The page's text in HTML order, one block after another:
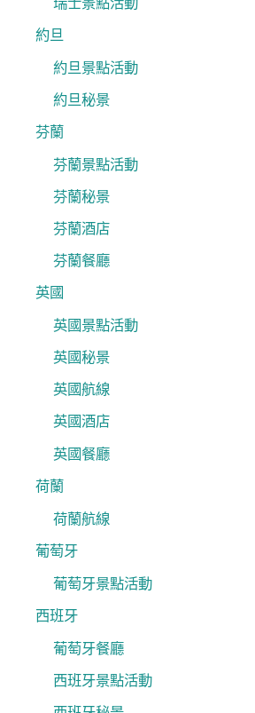
約旦
約旦景點活動
約旦秘景
芬蘭
芬蘭景點活動
芬蘭秘景
芬蘭酒店
芬蘭餐廳
英國
英國景點活動
英國秘景
英國航線
英國酒店
英國餐廳
荷蘭
荷蘭航線
葡萄牙
葡萄牙景點活動
西班牙
葡萄牙餐廳
西班牙景點活動